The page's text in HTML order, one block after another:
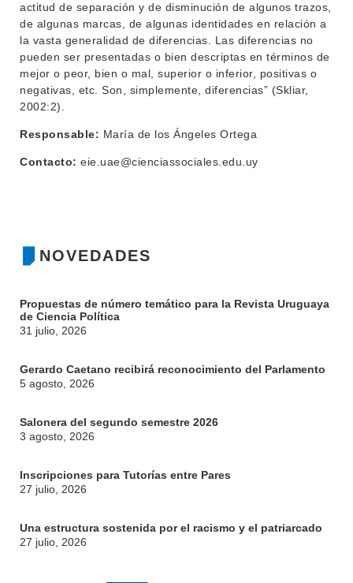
NOVEDADES
Propuestas de número temático para la Revista Uruguaya
de Ciencia Política
31 julio, 2026
Gerardo Caetano recibirá reconocimiento del Parlamento
5 agosto, 2026
Salonera del segundo semestre 2026
3 agosto, 2026
Inscripciones para Tutorías entre Pares
27 julio, 2026
Una estructura sostenida por el racismo y el patriarcado
27 julio, 2026
actitud de separación y de disminución de algunos trazos,
de algunas marcas, de algunas identidades en relación a
la vasta generalidad de diferencias. Las diferencias no
pueden ser presentadas o bien descriptas en términos de
mejor o peor, bien o mal, superior o inferior, positivas o
negativas, etc. Son, simplemente, diferencias” (Skliar,
2002:2).
Responsable: María de los Ángeles Ortega
Contacto: eie.uae@cienciassociales.edu.uy